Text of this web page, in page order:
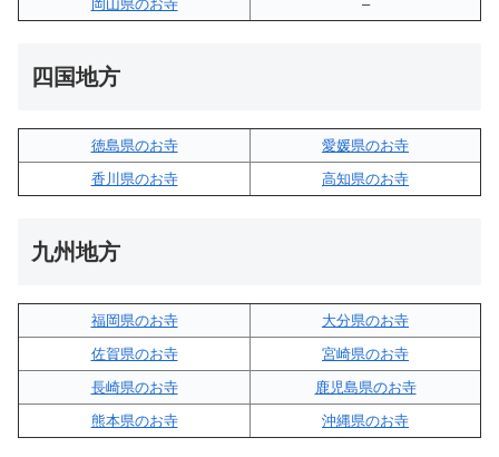
岡山県のお寺
–
四国地方
徳島県のお寺
愛媛県のお寺
香川県のお寺
高知県のお寺
九州地方
福岡県のお寺
大分県のお寺
佐賀県のお寺
宮崎県のお寺
長崎県のお寺
鹿児島県のお寺
熊本県のお寺
沖縄県のお寺